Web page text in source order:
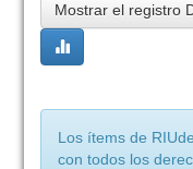
Mostrar el registro
Los ítems de
con todos los